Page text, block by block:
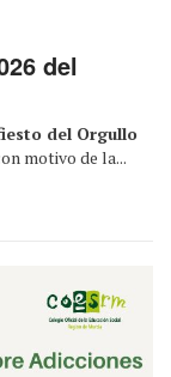
del
del Orgullo
motivo de la...